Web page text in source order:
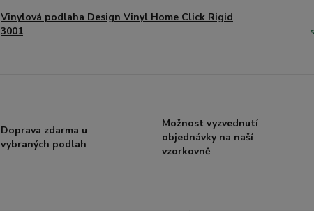
Vinylová podlaha Design Vinyl Home Click Rigid
3001
Doprava zdarma u
vybraných podlah
Možnost vyzvednutí
objednávky na naší
vzorkovně